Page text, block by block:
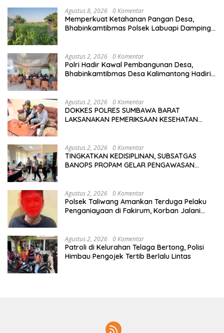
Agustus 8, 2026 0 Komentar
Memperkuat Ketahanan Pangan Desa,
Bhabinkamtibmas Polsek Labuapi Dampingi
Agustus 2, 2026 0 Komentar
Polri Hadir Kawal Pembangunan Desa,
Bhabinkamtibmas Desa Kalimantong Hadiri
Agustus 2, 2026 0 Komentar
DOKKES POLRES SUMBAWA BARAT
LAKSANAKAN PEMERIKSAAN KESEHATAN
Agustus 2, 2026 0 Komentar
TINGKATKAN KEDISIPLINAN, SUBSATGAS
BANOPS PROPAM GELAR PENGAWASAN
Agustus 2, 2026 0 Komentar
Polsek Taliwang Amankan Terduga Pelaku
Penganiayaan di Fakirum, Korban Jalani
Agustus 2, 2026 0 Komentar
Patroli di Kelurahan Telaga Bertong, Polisi
Himbau Pengojek Tertib Berlalu Lintas